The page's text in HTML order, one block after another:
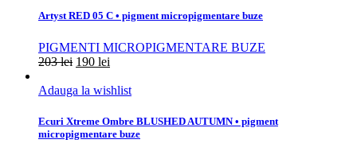
Artyst RED 05 C • pigment micropigmentare buze
PIGMENTI MICROPIGMENTARE BUZE
203lei 190 lei
Adauga la wishlist
Ecuri Xtreme Ombre BLUSHED AUTUMN • pigment
micropigmentare buze